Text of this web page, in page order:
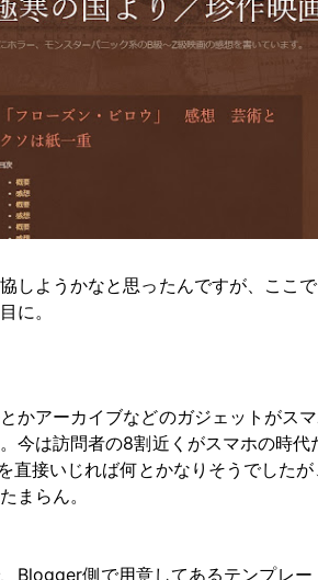
しようかなと思ったんですが、ここ
に。
かアーカイブなどのガジェットがス
今は訪問者の8割近くがスマホの時
直接いじれば何とかなりそうでした
まらん。
Blogger側で用意してあるテンプレ